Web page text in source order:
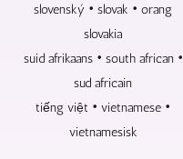
slovenský • slovak • orang
slovakia
suid afrikaans • south african •
sud africain
tiếng việt • vietnamese •
vietnamesisk